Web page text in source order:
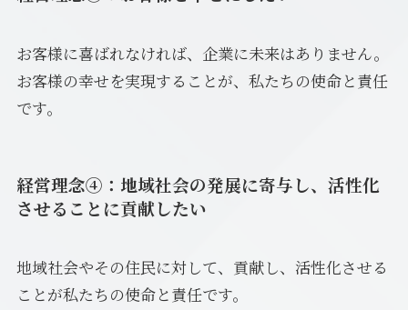
お客様に喜ばれなければ、企業に未来はありません。
お客様の幸せを実現することが、私たちの使命と責任
です。
経営理念④：地域社会の発展に寄与し、活性化
させることに貢献したい
地域社会やその住民に対して、貢献し、活性化させる
ことが私たちの使命と責任です。